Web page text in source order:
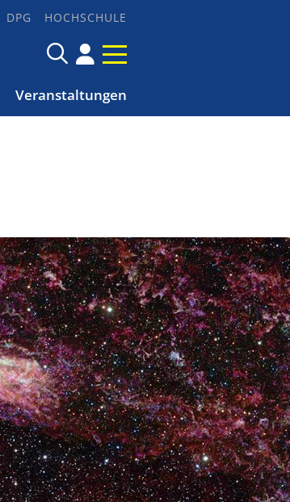
DPG HOCHSCHULE
Veranstaltungen